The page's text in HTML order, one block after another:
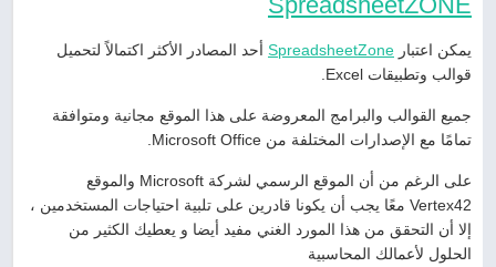
يمكن اعتبار SpreadsheetZone أحد المصادر الأكثر اكتمالاً لتحميل
قوالب وتطبيقات Excel.
جميع القوالب والبرامج المعروضة على هذا الموقع مجانية ومتوافقة
تمامًا مع الإصدارات المختلفة من Microsoft Office.
على الرغم من أن الموقع الرسمي لشركة Microsoft والموقع
Vertex42 معًا يجب أن يكونا قادرين على تلبية احتياجات المستخدمين ،
إلا أن التحقق من هذا المورد الغني مفيد أيضا و يعطيك الكثير من
الحلول لأعمالك المحاسبية